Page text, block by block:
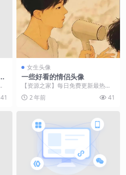
41
女生头像
一些好看的情侣头像
【资源之家】每日免费更新最热门
的副业项目资源 【资源之家】每日
免费更新最热门的副...
2 年前 41